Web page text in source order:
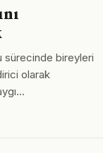
sürecinde bireyleri
olarak